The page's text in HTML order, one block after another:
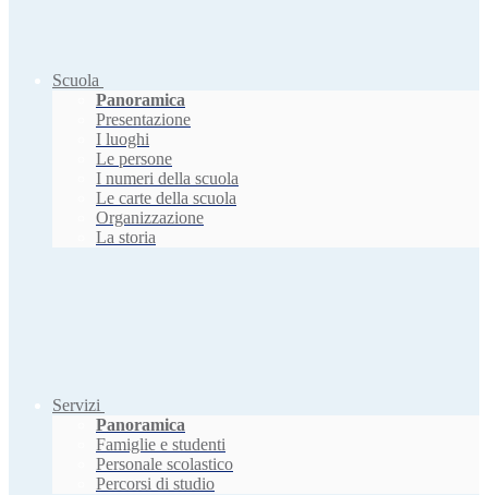
Scuola
Panoramica
Presentazione
I luoghi
Le persone
I numeri della scuola
Le carte della scuola
Organizzazione
La storia
Servizi
Panoramica
Famiglie e studenti
Personale scolastico
Percorsi di studio